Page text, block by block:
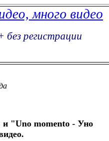
много видео
без регистрации
"Uno momento - Уно